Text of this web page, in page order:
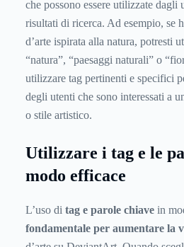
che possono essere utilizzate dagli
risultati di ricerca. Ad esempio, se
d’arte ispirata alla natura, potresti
“natura”, “paesaggi naturali” o
utilizzare tag pertinenti e specifici
degli utenti che sono interessati a
o stile artistico.
Utilizzare i tag e le
modo efficace
L’uso di tag e parole chiave in
fondamentale per aumentare la